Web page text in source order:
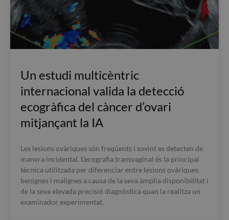
Un estudi multicèntric
internacional valida la detecció
ecogràfica del càncer d’ovari
mitjançant la IA
Les lesions ovàriques són freqüents i sovint es detecten de
manera incidental. L’ecografia transvaginal és la principal
tècnica utilitzada per diferenciar entre lesions ovàriques
benignes i malignes a causa de la seva àmplia disponibilitat i
de la seva elevada precisió diagnòstica quan la realitza un
examinador experimentat.